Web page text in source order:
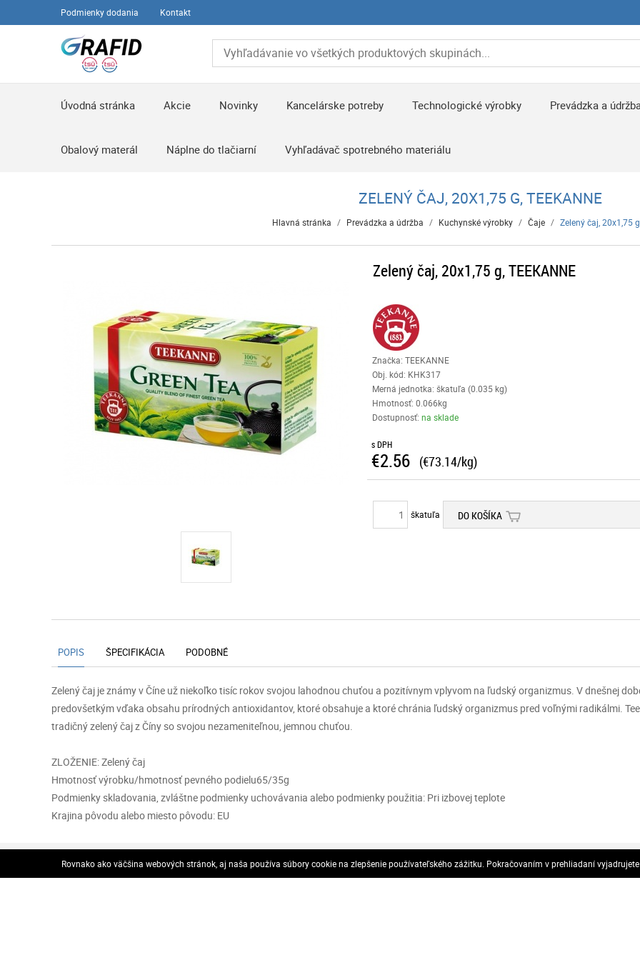
Podmienky dodania Kontakt
Úvodná stránka Akcie Novinky Kancelárske potreby Technologické výrobky Prevádzka a
Obalový materál Náplne do tlačiarní Vyhľadávač spotrebného materiálu
ZELENÝ ČAJ, 20X1,75 G, TEEKANNE
Hlavná stránka / Prevádzka a údržba / Kuchynské výrobky / Čaje / Zelený čaj, 20x1,75
Zelený čaj, 20x1,75 g, TEEKANNE
Značka: TEEKANNE
Obj. kód: KHK317
Merná jednotka: škatuľa (0.035 kg)
Hmotnosť: 0.066kg
Dostupnosť: na sklade
s DPH
€2.56 (€73.14/kg)
škatuľa DO KOŠÍKA
POPIS ŠPECIFIKÁCIA PODOBNÉ
Zelený čaj je známy v Číne už niekoľko tisíc rokov svojou lahodnou chuťou a pozitívnym vplyvom na ľudský organizmus. V dnešnej
predovšetkým vďaka obsahu prírodných antioxidantov, ktoré obsahuje a ktoré chránia ľudský organizmus pred voľnými radikálmi.
tradičný zelený čaj z Číny so svojou nezameniteľnou, jemnou chuťou.
ZLOŽENIE: Zelený čaj
Hmotnosť výrobku/hmotnosť pevného podielu65/35g
Podmienky skladovania, zvláštne podmienky uchovávania alebo podmienky použitia: Pri izbovej teplote
Krajina pôvodu alebo miesto pôvodu: EU
VOP
VOP
Zásady ochrany osobných údajov
Rovnako ako väčšina webových stránok, aj naša používa súbory cookie na zlepšenie používateľského zážitku. Pokračovaním v prehliadaní